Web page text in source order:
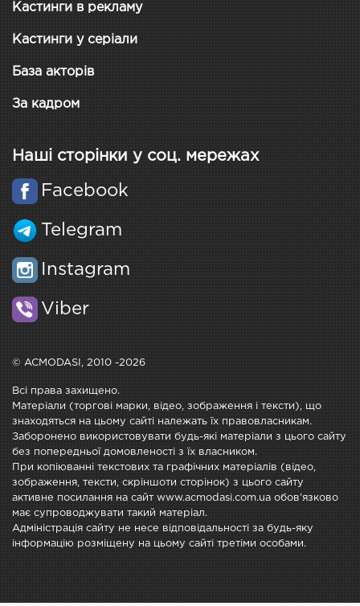
Кастинги в рекламу
Кастинги у серіали
База акторів
За кадром
Наші сторінки у соц. мережах
Facebook
Telegram
Instagram
Viber
© ACMODASI, 2010 -2026
Всі права захищено.
Матеріали (торгові марки, відео, зображення і тексти), що
знаходяться на цьому сайті належать їх правовласникам.
Заборонено використовувати будь-які матеріали з цього сайту
без попередньої домовленості з їх власником.
При копіюванні текстових та графічних матеріалів (відео,
зображення, тексти, скріншоти сторінок) з цього сайту
активне посилання на сайт www.acmodasi.com.ua обов'язково
має супроводжувати такий матеріал.
Адміністрація сайту не несе відповідальності за будь-яку
інформацію розміщену на цьому сайті третіми особами.